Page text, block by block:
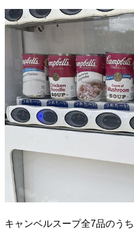
キャンベルスープ全7品のう